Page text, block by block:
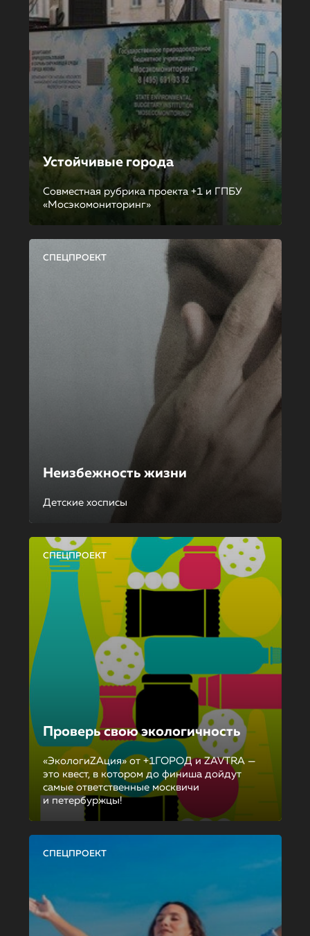
Устойчивые города
Совместная рубрика проекта +1 и ГПБУ
«Мосэкомониторинг»
СПЕЦПРОЕКТ
Неизбежность жизни
Детские хосписы
СПЕЦПРОЕКТ
Проверь свою экологичность
«ЭкологиZAция» от +1ГОРОД и ZAVTRA —
это квест, в котором до финиша дойдут
самые ответственные москвичи
и петербуржцы!
СПЕЦПРОЕКТ